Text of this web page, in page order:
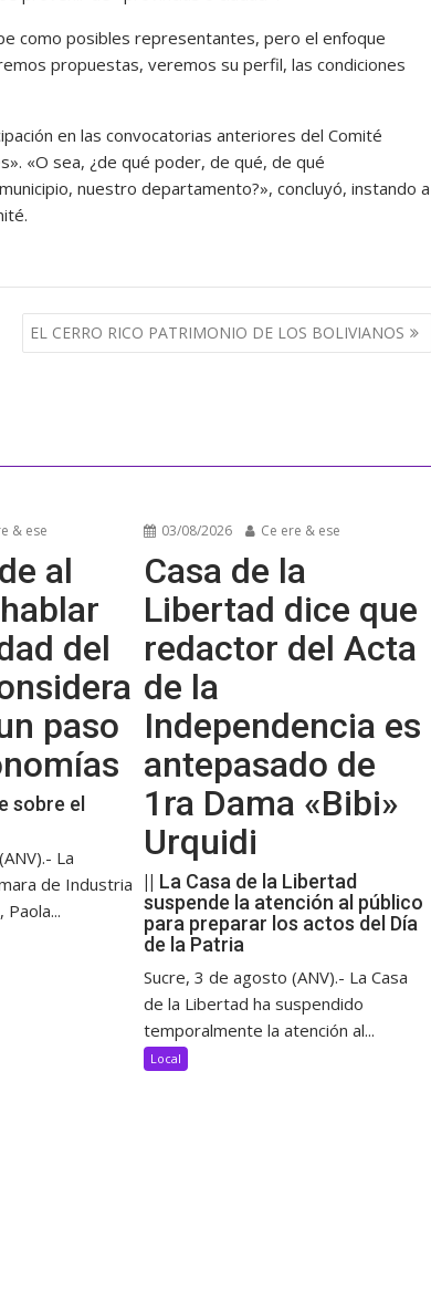
como posibles representantes, pero el enfoque
propuestas, veremos su perfil, las condiciones
en las convocatorias anteriores del Comité
«O sea, ¿de qué poder, de qué, de qué
nuestro departamento?», concluyó, instando a
EL CERRO RICO PATRIMONIO DE LOS BOLIVIANOS
& ese
al
del
paso
sobre el
La
de Industria
Paola...
03/08/2026 Ce ere & ese
Casa de la
Libertad dice que
redactor del Acta
de la
Independencia es
antepasado de
1ra Dama «Bibi»
Urquidi
|| La Casa de la Libertad
suspende la atención al público
para preparar los actos del Día
de la Patria
Sucre, 3 de agosto (ANV).- La Casa
de la Libertad ha suspendido
temporalmente la atención al...
Local